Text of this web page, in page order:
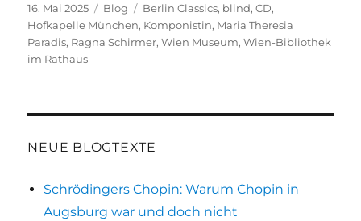
Veröffentlicht
am
16. Mai 2025 Kategorien
Blog Schlagwörter
Berlin Classics, blind,CD,
Hofkapelle München, Komponistin, Maria Theresia
Paradis, Ragna Schirmer,Wien Museum,Wien-Bibliothek
im Rathaus
NEUE BLOGTEXTE
Schrödingers Chopin: Warum Chopin in
Augsburg war und doch nicht